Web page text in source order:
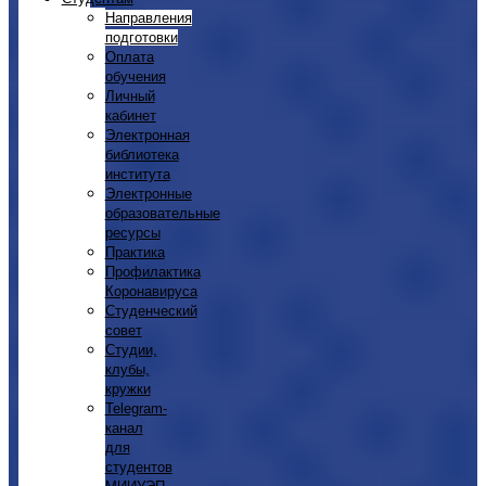
Направления
подготовки
Оплата
обучения
Личный
кабинет
Электронная
библиотека
института
Электронные
образовательные
ресурсы
Практика
Профилактика
Коронавируса
Студенческий
совет
Студии,
клубы,
кружки
Telegram-
канал
для
студентов